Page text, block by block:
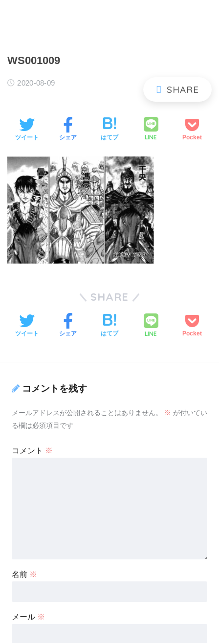
WS001009
2020-08-09
ツイート シェア はてブ LINE Pocket
SHARE
ツイート シェア はてブ LINE Pocket
コメントを残す
メールアドレスが公開されることはありません。 ※ が付いてい
る欄は必須項目です
コメント ※
名前 ※
メール ※